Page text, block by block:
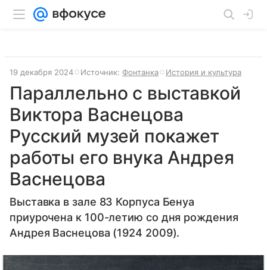
19 декабря 2024 Источник: Фонтанка История и культура
Параллельно с выставкой
Виктора Васнецова
Русский музей покажет
работы его внука Андрея
Васнецова
Выставка в зале 83 Корпуса Бенуа
приурочена к 100-летию со дня рождения
Андрея Васнецова (1924 2009).